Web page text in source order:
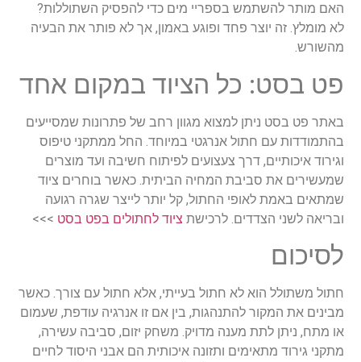
האם מותר להשתמש בספריי מים כדי להפסיק השתוללות?
לא מומלץ. זה יוצר פחד ופוגע באמון, אך לא פותר את הבעיה
מהשורש.
פט בסט: כל הציוד במקום אחד
באתר פט בסט ניתן למצוא מגוון רחב של פתרונות שמסייעים
בהתמודדות עם חתול אנרגטי במיוחד. החל ממתקני טיפוס
וגירוד איכותיים, דרך צעצועים לפיתוח חשיבה ועד מוצרים
שמעשירים את סביבת המחיה הביתית. כאשר בוחרים ציוד
שמתאים באמת לאופי החתול, קל יותר לייצר שגרה רגועה
ובריאה לשני הצדדים. לרכישת ציוד לחתולים בפט בסט >>>
לסיכום
חתול משתולל הוא לא חתול בעייתי, אלא חתול עם צורך. כאשר
מבינים את המקור להתנהגות, בין אם זו אנרגיה עודפת, שעמום
או מתח, ניתן לתת מענה מדויק. משחק יזום, סביבה עשירה,
מתקני גירוד מתאימים ותזונה איכותית הם אבני היסוד לחיים